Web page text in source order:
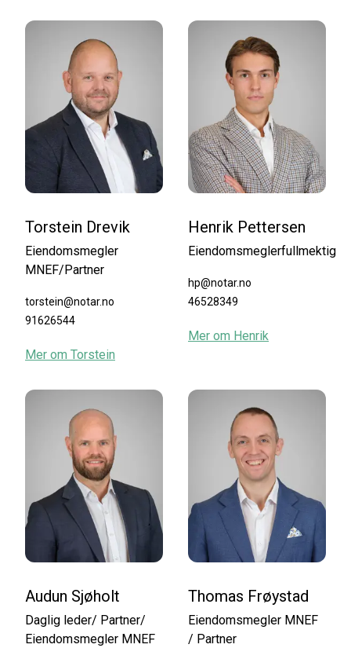
Torstein Drevik
Eiendomsmegler
MNEF/Partner
torstein@notar.no
91626544
Mer om Torstein
Henrik Pettersen
Eiendomsmeglerfullmektig
hp@notar.no
46528349
Mer om Henrik
Audun Sjøholt
Daglig leder/ Partner/
Eiendomsmegler MNEF
Thomas Frøystad
Eiendomsmegler MNEF
/ Partner